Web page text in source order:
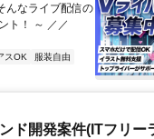
んなライブ配信の
！ ～ ／／
スOK
服装自由
ド開発案件(ITフリー